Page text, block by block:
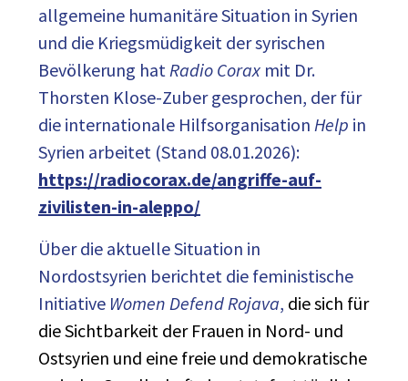
allgemeine humanitäre Situation in Syrien
und die Kriegsmüdigkeit der syrischen
Bevölkerung hatRadio Corax mit Dr.
Thorsten Klose-Zuber gesprochen, der für
die internationale Hilfsorganisation Help in
Syrien arbeitet (Stand 08.01.2026):
https://radiocorax.de/angriffe-auf-
zivilisten-in-aleppo/
Über die aktuelle Situation in
Nordostsyrien berichtet die feministische
Initiative Women Defend Rojava, die sich für
die Sichtbarkeit der Frauen in Nord- und
Ostsyrien und eine freie und demokratische